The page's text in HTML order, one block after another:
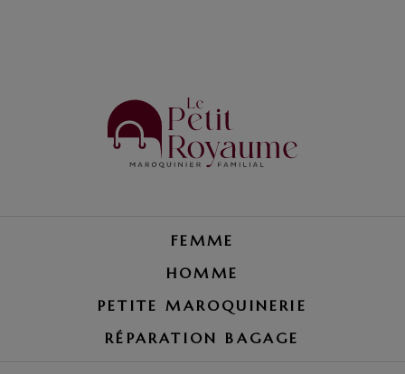
FEMME
HOMME
PETITE MAROQUINERIE
RÉPARATION BAGAGE